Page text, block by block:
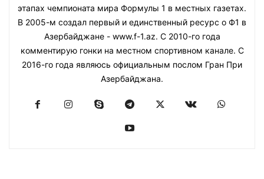
этапах чемпионата мира Формулы 1 в местных газетах.
В 2005-м создал первый и единственный ресурс о Ф1 в
Азербайджане - www.f-1.az. С 2010-го года
комментирую гонки на местном спортивном канале. С
2016-го года являюсь официальным послом Гран При
Азербайджана.